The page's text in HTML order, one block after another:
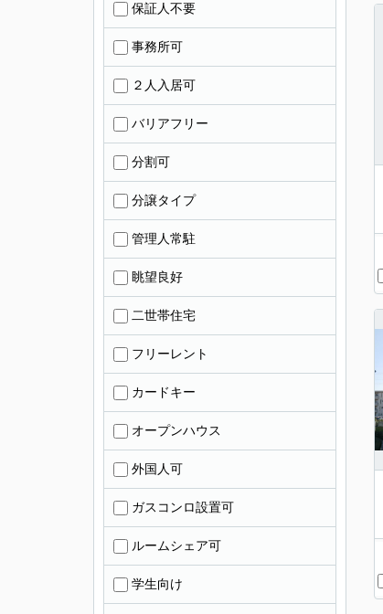
保証人不要
事務所可
２人入居可
バリアフリー
分割可
分譲タイプ
管理人常駐
眺望良好
二世帯住宅
フリーレント
カードキー
オープンハウス
外国人可
ガスコンロ設置可
ルームシェア可
学生向け